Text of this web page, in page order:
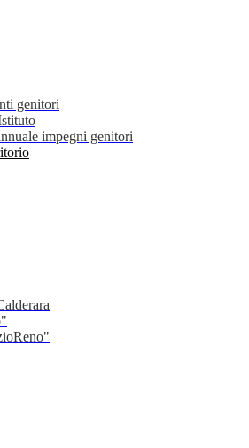
genitori
impegni genitori